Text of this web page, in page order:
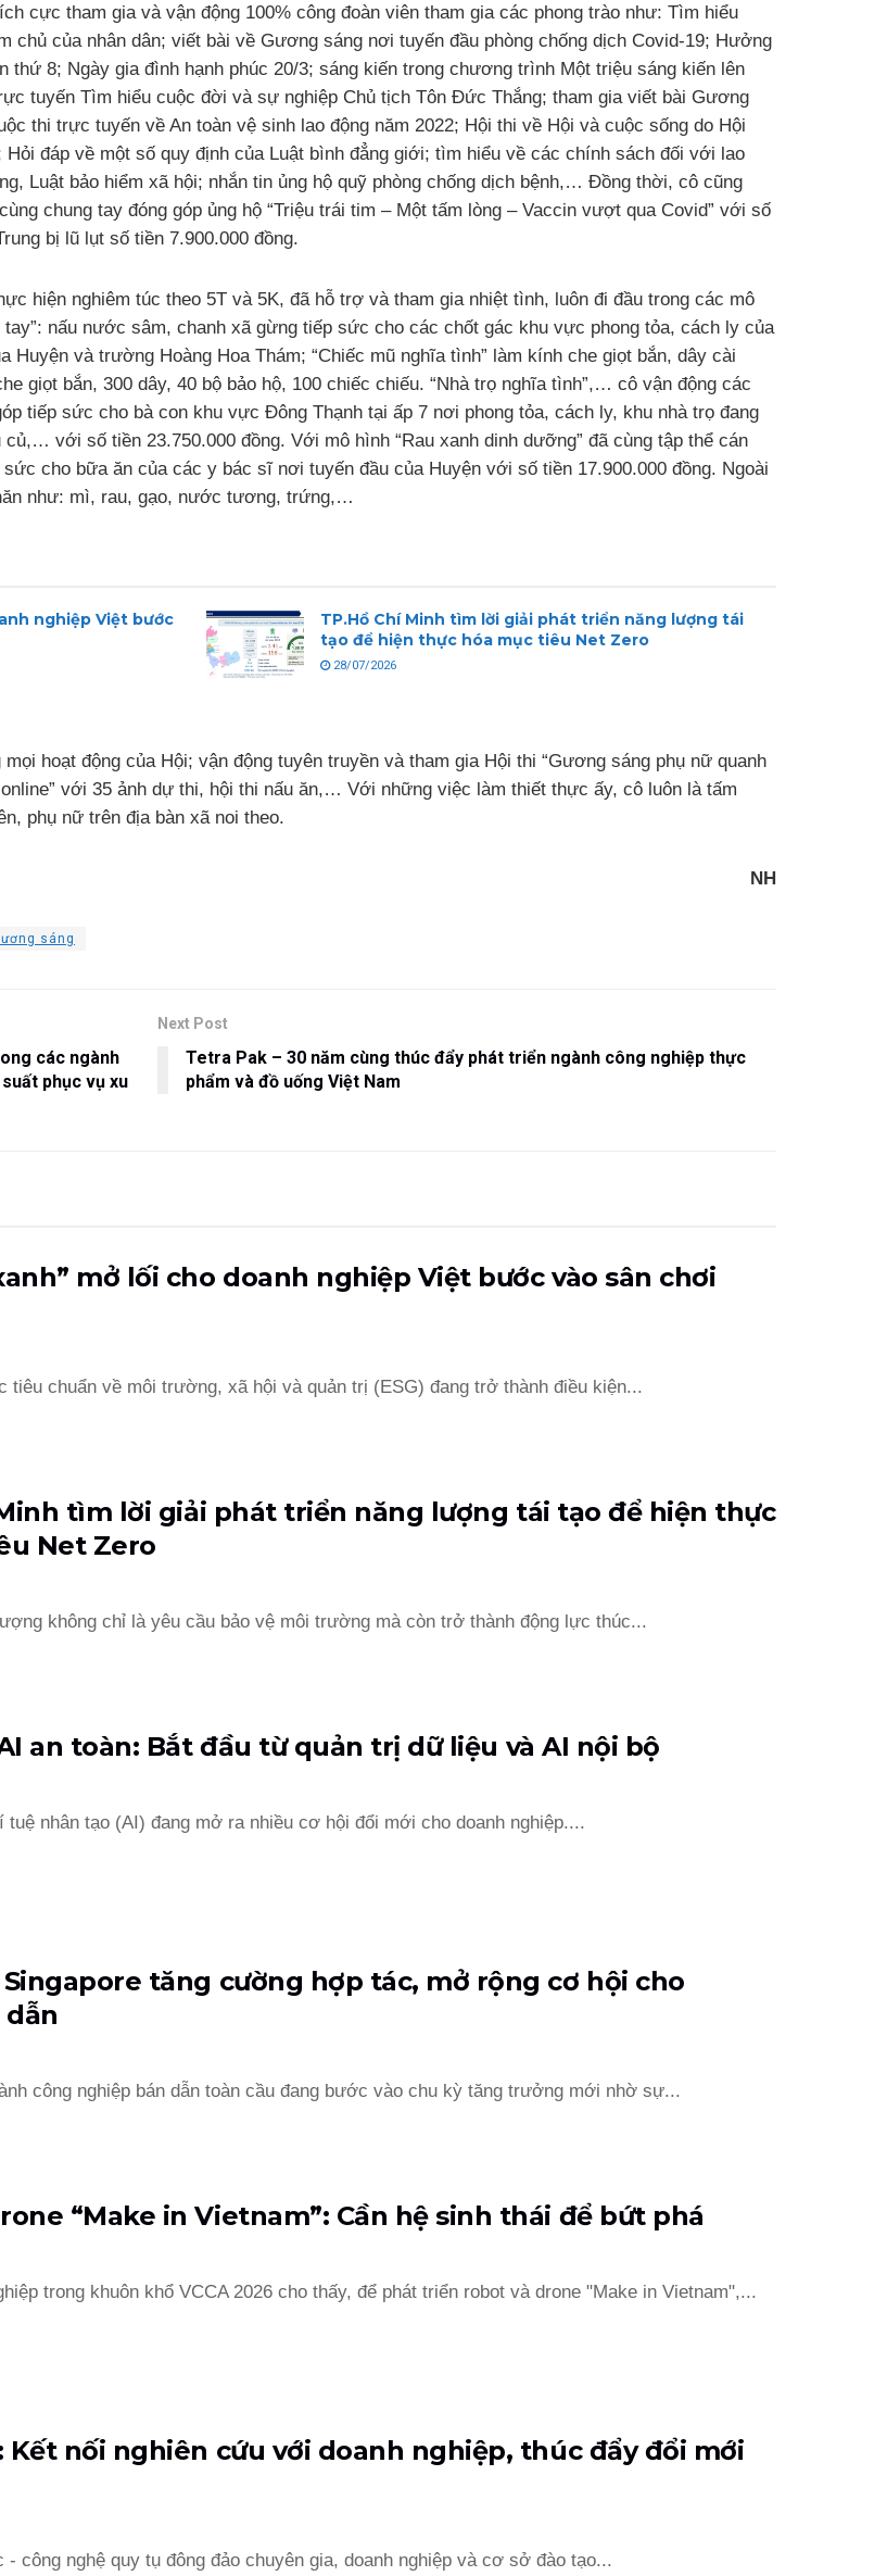
cực tham gia và vận động 100% công đoàn viên tham gia các phong trào như: Tìm hiểu
chủ của nhân dân; viết bài về Gương sáng nơi tuyến đầu phòng chống dịch Covid-19; Hưởng
thứ 8; Ngày gia đình hạnh phúc 20/3; sáng kiến trong chương trình Một triệu sáng kiến lên
tuyến Tìm hiểu cuộc đời và sự nghiệp Chủ tịch Tôn Đức Thắng; tham gia viết bài Gương
thi trực tuyến về An toàn vệ sinh lao động năm 2022; Hội thi về Hội và cuộc sống do Hội
Hỏi đáp về một số quy định của Luật bình đẳng giới; tìm hiểu về các chính sách đối với lao
Luật bảo hiểm xã hội; nhắn tin ủng hộ quỹ phòng chống dịch bệnh,… Đồng thời, cô cũng
chung tay đóng góp ủng hộ “Triệu trái tim – Một tấm lòng – Vaccin vượt qua Covid” với số
bị lũ lụt số tiền 7.900.000 đồng.
hiện nghiêm túc theo 5T và 5K, đã hỗ trợ và tham gia nhiệt tình, luôn đi đầu trong các mô
nấu nước sâm, chanh xã gừng tiếp sức cho các chốt gác khu vực phong tỏa, cách ly của
và trường Hoàng Hoa Thám; “Chiếc mũ nghĩa tình” làm kính che giọt bắn, dây cài
giọt bắn, 300 dây, 40 bộ bảo hộ, 100 chiếc chiếu. “Nhà trọ nghĩa tình”,… cô vận động các
tiếp sức cho bà con khu vực Đông Thạnh tại ấp 7 nơi phong tỏa, cách ly, khu nhà trọ đang
với số tiền 23.750.000 đồng. Với mô hình “Rau xanh dinh dưỡng” đã cùng tập thể cán
cho bữa ăn của các y bác sĩ nơi tuyến đầu của Huyện với số tiền 17.900.000 đồng. Ngoài
như: mì, rau, gạo, nước tương, trứng,…
nghiệp Việt bước
TP.Hồ Chí Minh tìm lời giải phát triển năng lượng tái
tạo để hiện thực hóa mục tiêu Net Zero
28/07/2026
hoạt động của Hội; vận động tuyên truyền và tham gia Hội thi “Gương sáng phụ nữ quanh
với 35 ảnh dự thi, hội thi nấu ăn,… Với những việc làm thiết thực ấy, cô luôn là tấm
phụ nữ trên địa bàn xã noi theo.
NH
sáng
các ngành
phục vụ xu
Next Post
Tetra Pak – 30 năm cùng thúc đẩy phát triển ngành công nghiệp thực
phẩm và đồ uống Việt Nam
mở lối cho doanh nghiệp Việt bước vào sân chơi
tiêu chuẩn về môi trường, xã hội và quản trị (ESG) đang trở thành điều kiện...
tìm lời giải phát triển năng lượng tái tạo để hiện thực
Net Zero
không chỉ là yêu cầu bảo vệ môi trường mà còn trở thành động lực thúc...
an toàn: Bắt đầu từ quản trị dữ liệu và AI nội bộ
tuệ nhân tạo (AI) đang mở ra nhiều cơ hội đổi mới cho doanh nghiệp....
Singapore tăng cường hợp tác, mở rộng cơ hội cho
công nghiệp bán dẫn toàn cầu đang bước vào chu kỳ tăng trưởng mới nhờ sự...
“Make in Vietnam”: Cần hệ sinh thái để bứt phá
trong khuôn khổ VCCA 2026 cho thấy, để phát triển robot và drone "Make in Vietnam",...
Kết nối nghiên cứu với doanh nghiệp, thúc đẩy đổi mới
- công nghệ quy tụ đông đảo chuyên gia, doanh nghiệp và cơ sở đào tạo...